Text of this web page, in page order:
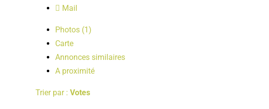
Mail
Photos (1)
Carte
Annonces similaires
A proximité
Trier par : Votes